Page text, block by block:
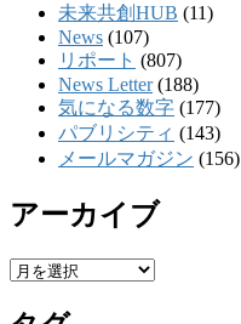
未来共創HUB (11)
News (107)
リポート (807)
News Letter(188)
気になる数字 (177)
パブリシティ (143)
メールマガジン (156)
アーカイブ
ア